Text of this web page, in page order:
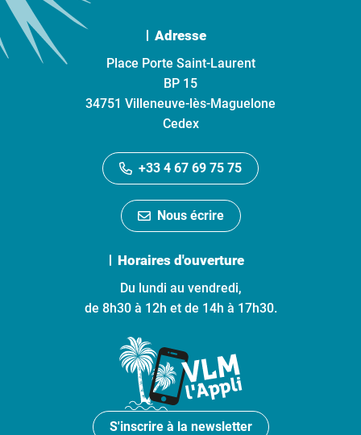
Adresse
Place Porte Saint-Laurent
BP 15
34751 Villeneuve-lès-Maguelone
Cedex
+33 4 67 69 75 75
Nous écrire
Horaires d'ouverture
Du lundi au vendredi,
de 8h30 à 12h et de 14h à 17h30.
S'inscrire à la newsletter